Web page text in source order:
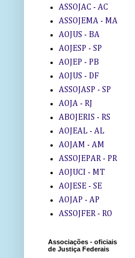
ASSOJAC - AC
ASSOJEMA - MA
AOJUS - BA
AOJESP - SP
AOJEP - PB
AOJUS - DF
ASSOJASP - SP
AOJA - RJ
ABOJERIS - RS
AOJEAL - AL
AOJAM - AM
ASSOJEPAR - PR
AOJUCI - MT
AOJESE - SE
AOJAP - AP
ASSOJFER - RO
Associações - oficiais
de Justiça Federais